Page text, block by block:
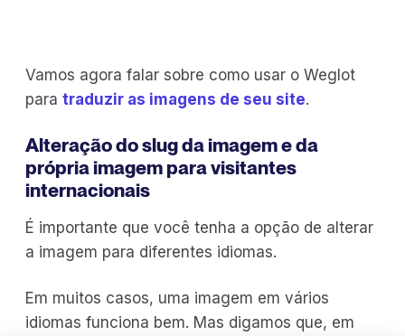
Vamos agora falar sobre como usar o Weglot
para traduzir as imagens de seu site.
Alteração do slug da imagem e da
própria imagem para visitantes
internacionais
É importante que você tenha a opção de alterar
a imagem para diferentes idiomas.
Em muitos casos, uma imagem em vários
idiomas funciona bem. Mas digamos que, em